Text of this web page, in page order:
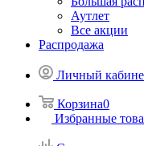
Аутлет
Все акции
Распродажа
Личный
Корзина0
Избранные